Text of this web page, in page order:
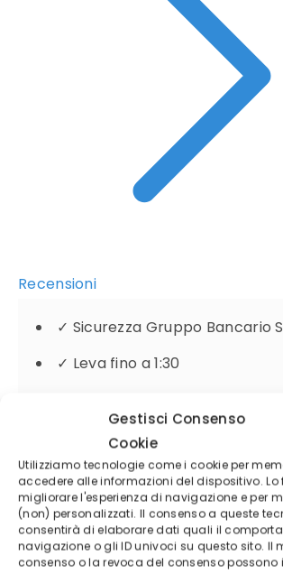
Gestisci Consenso
Cookie
Utilizziamo tecnologie come i cookie per
accedere alle informazioni del dispositivo.
migliorare l'esperienza di navigazione e per
(non) personalizzati. Il consenso a queste
consentirà di elaborare dati quali il
navigazione o gli ID univoci su questo sito. Il
consenso o la revoca del consenso possono
Recensioni
✓ Sicurezza Gruppo Bancario
✓ Leva fino a 1:30
74.54% di conti di investitori al
denaro a causa delle negoziazioni
questo fornitore.